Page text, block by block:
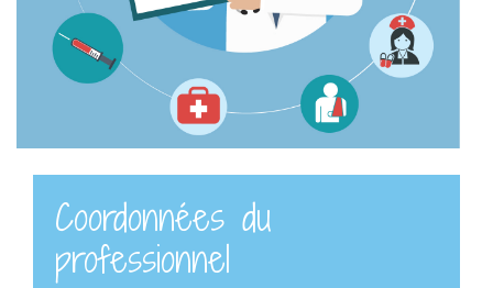
Coordonnées du
professionnel